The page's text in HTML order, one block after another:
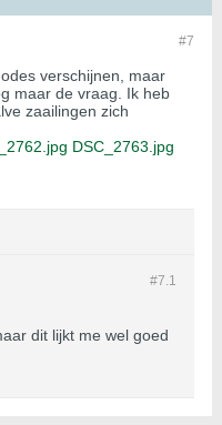
#7
verschijnen, maar
maar de vraag. Ik heb
zaailingen zich
DSC_2763.jpg
#7.1
dit lijkt me wel goed